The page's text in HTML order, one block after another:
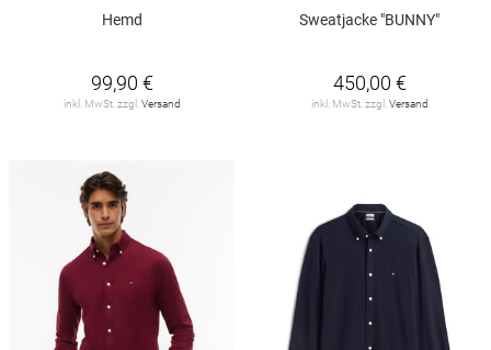
Hemd
99,90 €
inkl. MwSt. zzgl. Versand
Sweatjacke "BUNNY"
450,00 €
inkl. MwSt. zzgl. Versand